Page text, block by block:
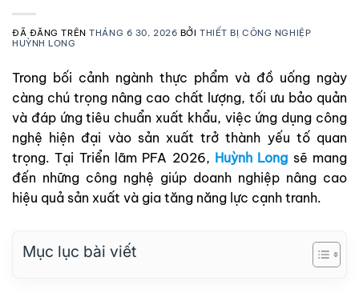
ĐÃ ĐĂNG TRÊNTHÁNG 6 30, 2026 BỞITHIẾT BỊ CÔNG NGHIỆP
HUỲNH LONG
Trong bối cảnh ngành thực phẩm và đồ uống ngày
càng chú trọng nâng cao chất lượng, tối ưu bảo quản
và đáp ứng tiêu chuẩn xuất khẩu, việc ứng dụng công
nghệ hiện đại vào sản xuất trở thành yếu tố quan
trọng. Tại Triển lãm PFA 2026, Huỳnh Long sẽ mang
đến những công nghệ giúp doanh nghiệp nâng cao
hiệu quả sản xuất và gia tăng năng lực cạnh tranh.
Mục lục bài viết